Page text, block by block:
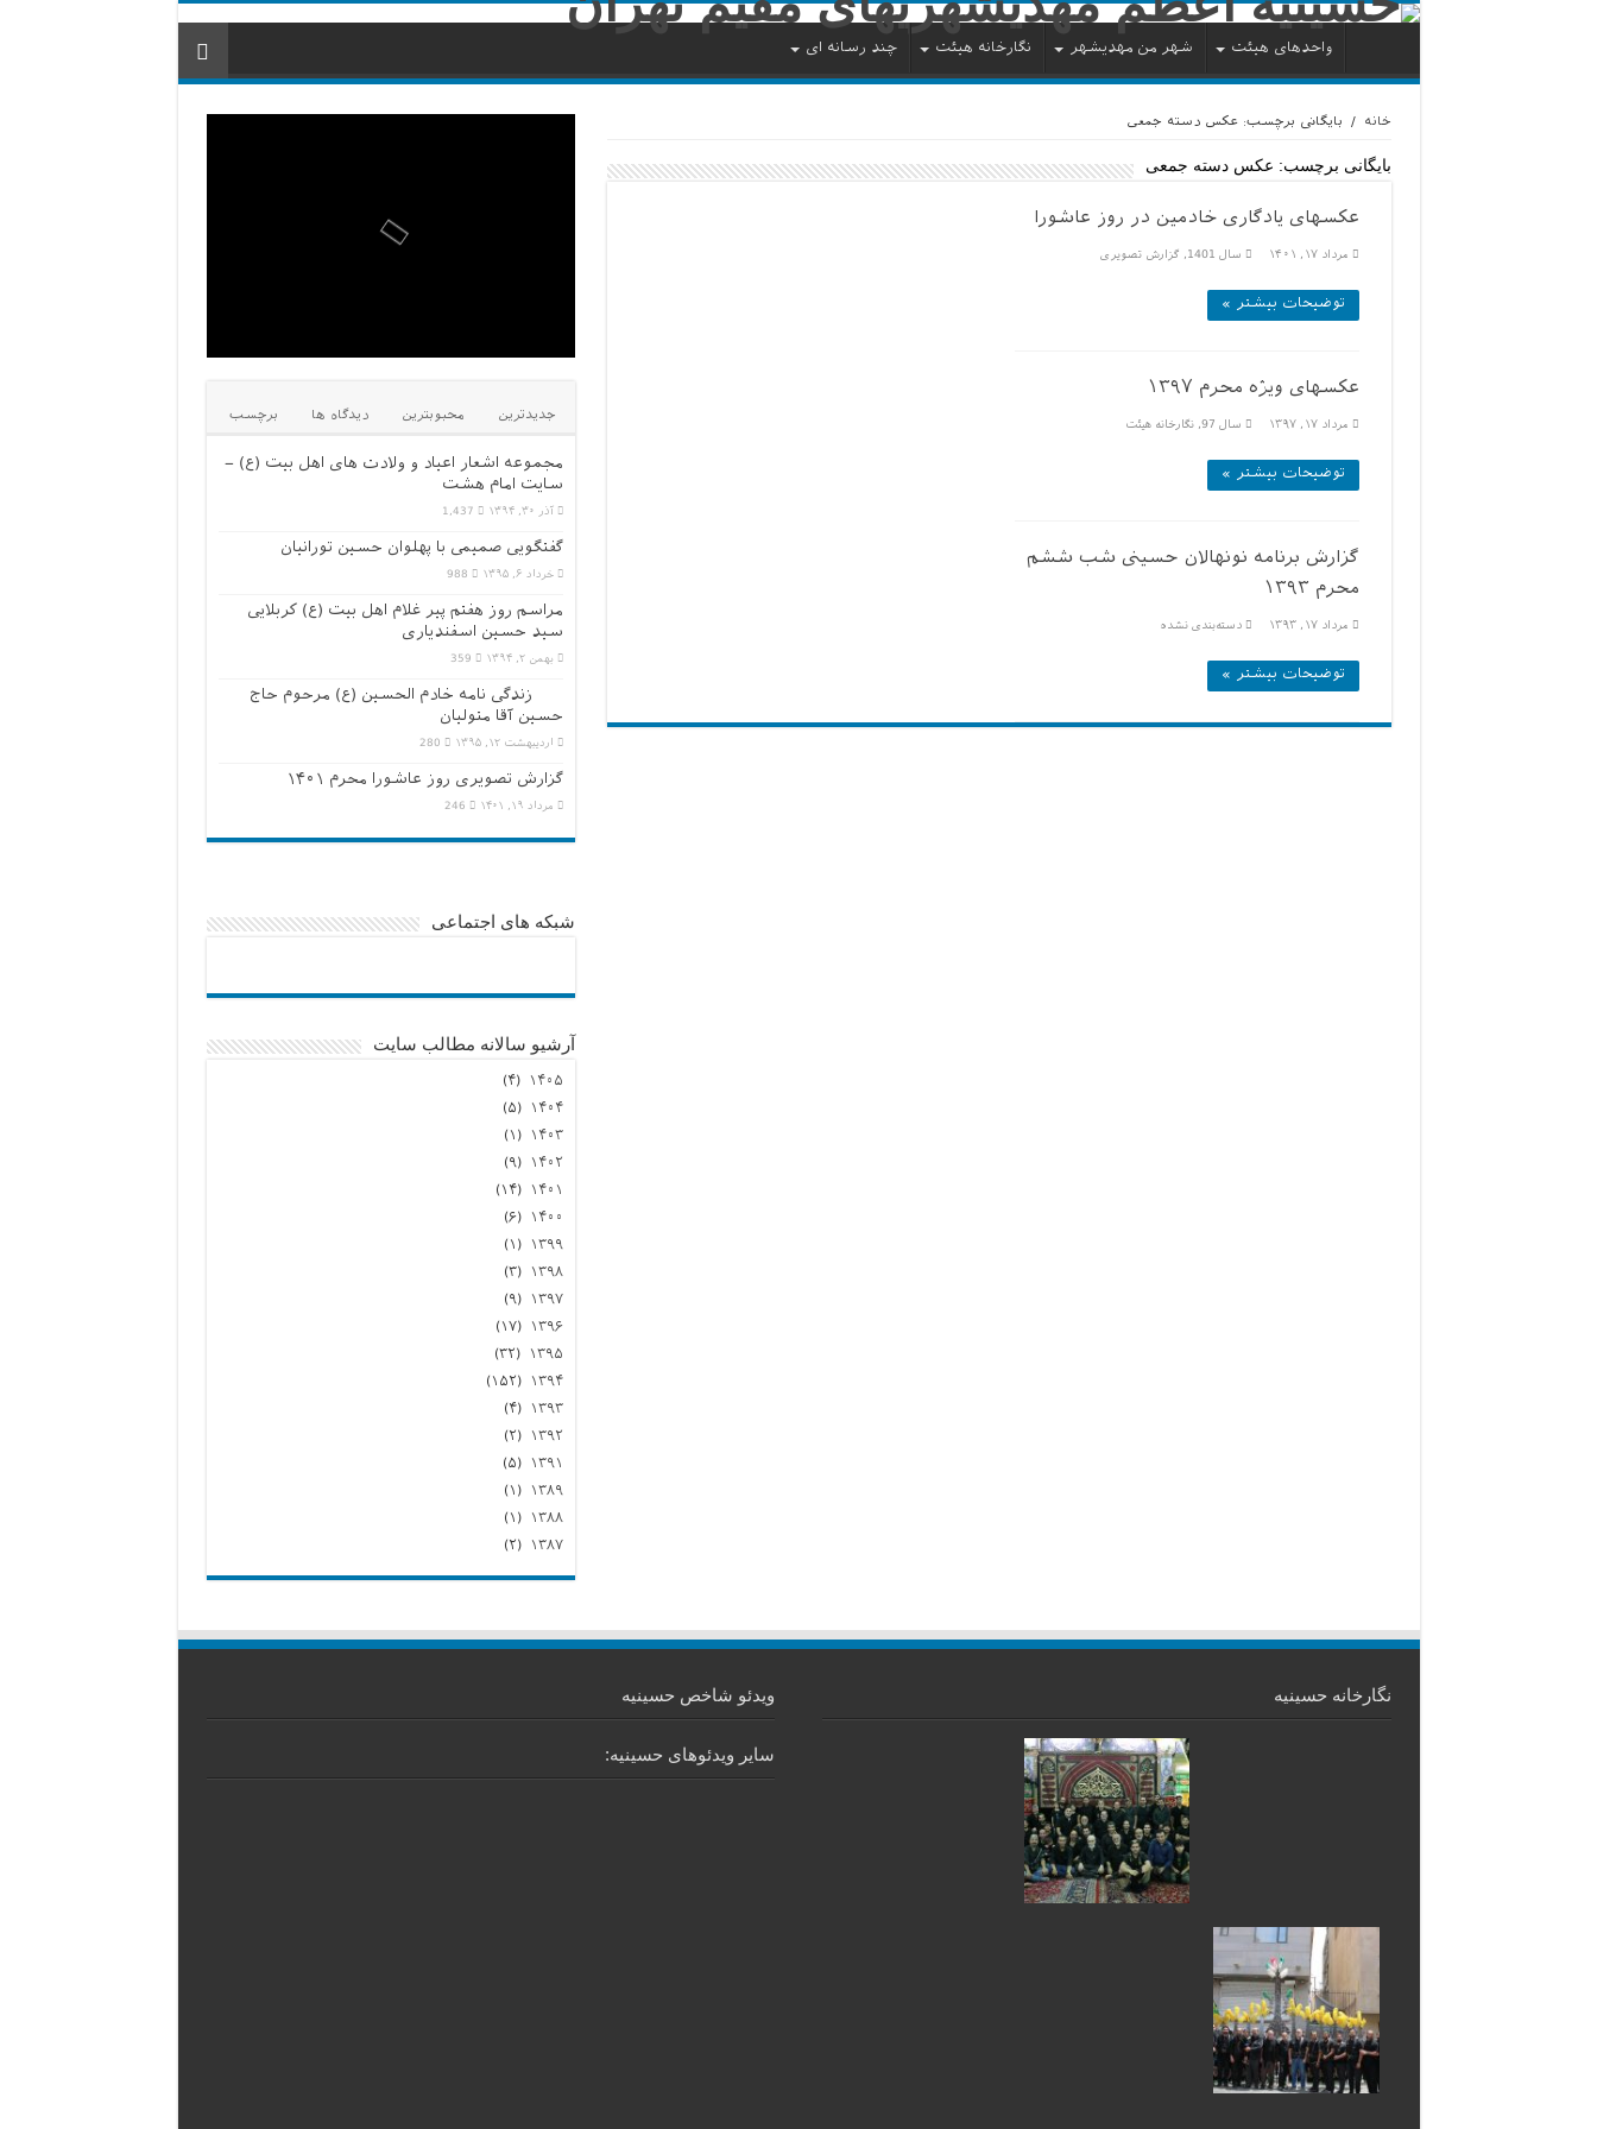
واحدهای هیئت شهر من مهدیشهر نگارخانه هیئت چند رسانه ای
خانه / بایگانی برچسب: عکس دسته جمعی
بایگانی برچسب: عکس دسته جمعی
عکسهای یادگاری خادمین در روز عاشورا
مرداد ۱۷, ۱۴۰۱ سال 1401 , گزارش تصویری
توضیحات بیشتر »
عکسهای ویژه محرم ۱۳۹۷
مرداد ۱۷, ۱۳۹۷ سال 97 , نگارخانه هیئت
توضیحات بیشتر »
گزارش برنامه نونهالان حسینی شب ششم
محرم ۱۳۹۳
مرداد ۱۷, ۱۳۹۳ دسته‌بندی نشده
توضیحات بیشتر »
جدیدترین محبوبترین دیدگاه ها برچسب
مجموعه اشعار اعیاد و ولادت های اهل بیت (ع) –
سایت امام هشت
آذر ۳۰, ۱۳۹۴ 1,437
گفتگویی صمیمی با پهلوان حسین تورانیان
خرداد ۶, ۱۳۹۵ 988
مراسم روز هفتم پیر غلام اهل بیت (ع) کربلایی
سید حسین اسفندیاری
بهمن ۲, ۱۳۹۴ 359
زندگی نامه خادم الحسین (ع) مرحوم حاج
حسین آقا متولیان
اردیبهشت ۱۲, ۱۳۹۵ 280
گزارش تصویری روز عاشورا محرم ۱۴۰۱
مرداد ۱۹, ۱۴۰۱ 246
شبکه های اجتماعی
آرشیو سالانه مطالب سایت
۱۴۰۵ (۴)
۱۴۰۴ (۵)
۱۴۰۳ (۱)
۱۴۰۲ (۹)
۱۴۰۱ (۱۴)
۱۴۰۰ (۶)
۱۳۹۹ (۱)
۱۳۹۸ (۳)
۱۳۹۷ (۹)
۱۳۹۶ (۱۷)
۱۳۹۵ (۳۲)
۱۳۹۴ (۱۵۲)
۱۳۹۳ (۴)
۱۳۹۲ (۲)
۱۳۹۱ (۵)
۱۳۸۹ (۱)
۱۳۸۸ (۱)
۱۳۸۷ (۲)
نگارخانه حسینیه ویدئو شاخص حسینیه
سایر ویدئوهای حسینیه: